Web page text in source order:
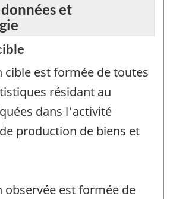
et
cible est formée de toutes
résidant au
dans l'activité
production de biens et
observée est formée de